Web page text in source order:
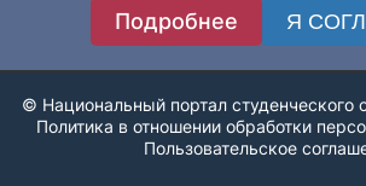
Подробнее Я
Политика в отношении обработки
Пользовательское
© Национальный портал студенческого